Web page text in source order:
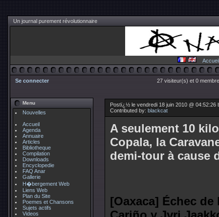
Un journal purement révolutionnaire
Accueil
Se connecter 27 visiteur(s) et 0
Menu
Nouvelles
Accueil
Agenda
Annuaire
Articles
Bibliotheque
Compilation
Downloads
Encyclopedie
FAQ Anar
Gallerie
H�bergement Web
Liens Web
Plan du Site
Poemes et Chansons
Sujets actifs
Videos
Postï¿½ le vendredi 18 juin 2010 @ 04:52:26
Contributed by: blackcat
A seulement 10
Copala, la
demi-tour à cause
[Oaxaca] Échec